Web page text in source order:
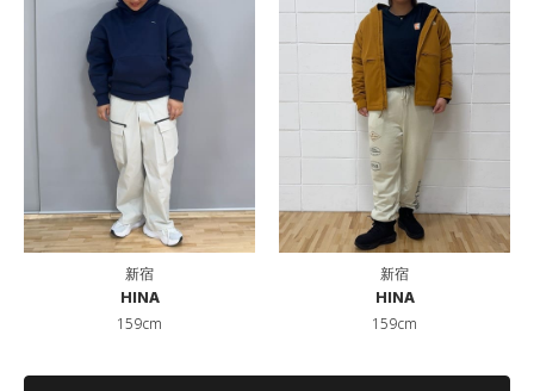
新宿
HINA
159cm
新宿
HINA
159cm